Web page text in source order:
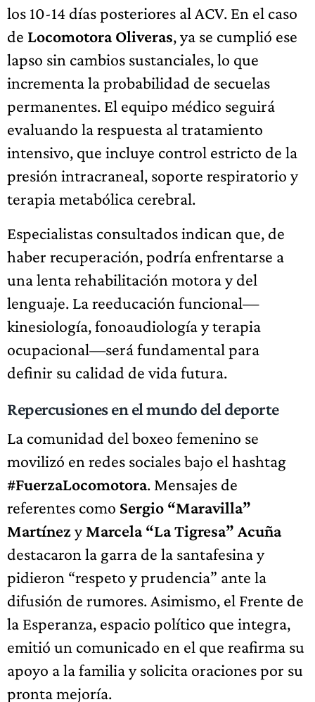
los 10-14 días posteriores al ACV. En el caso
de Locomotora Oliveras, ya se cumplió ese
lapso sin cambios sustanciales, lo que
incrementa la probabilidad de secuelas
permanentes. El equipo médico seguirá
evaluando la respuesta al tratamiento
intensivo, que incluye control estricto de la
presión intracraneal, soporte respiratorio y
terapia metabólica cerebral.
Especialistas consultados indican que, de
haber recuperación, podría enfrentarse a
una lenta rehabilitación motora y del
lenguaje. La reeducación funcional—
kinesiología, fonoaudiología y terapia
ocupacional—será fundamental para
definir su calidad de vida futura.
Repercusiones en el mundo del deporte
La comunidad del boxeo femenino se
movilizó en redes sociales bajo el hashtag
#FuerzaLocomotora. Mensajes de
referentes como Sergio “Maravilla”
MartínezyMarcela “La Tigresa” Acuña
destacaron la garra de la santafesina y
pidieron “respeto y prudencia” ante la
difusión de rumores. Asimismo, el Frente de
la Esperanza, espacio político que integra,
emitió un comunicado en el que reafirma su
apoyo a la familia y solicita oraciones por su
pronta mejoría.